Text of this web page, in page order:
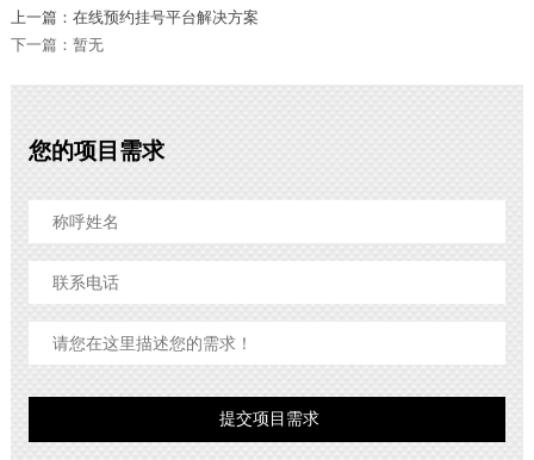
上一篇：在线预约挂号平台解决方案
下一篇：暂无
您的项目需求